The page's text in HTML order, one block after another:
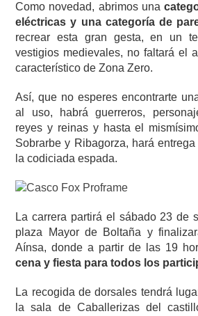
Como novedad, abrimos una
eléctricas y una categoría de
recrear esta gran gesta, en un
vestigios medievales, no faltará el
característico de Zona Zero.
Así, que no esperes encontrarte
al uso, habrá guerreros,
reyes y reinas y hasta el
Sobrarbe y Ribagorza, hará
la codiciada espada.
La carrera partirá el sábado 23 de
plaza Mayor de Boltaña y
Aínsa, donde a partir de las 19
cena y fiesta para todos los
La recogida de dorsales tendrá
la sala de Caballerizas del